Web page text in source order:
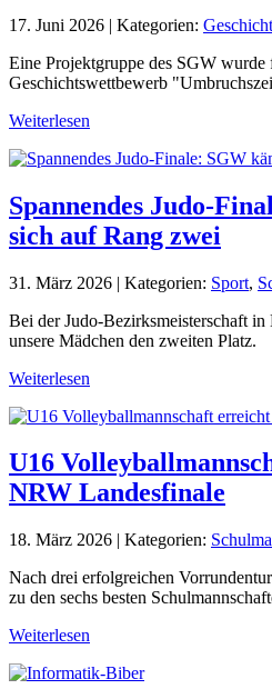
17. Juni 2026 | Kategorien:
Eine Projektgruppe des SGW
Geschichtswettbewerb
Weiterlesen
Spannendes Judo-
sich auf Rang zwei
31. März 2026 | Kategorien: Sport,
Bei der Judo-Bezirksmeisterschaft in
unsere Mädchen den zweiten Platz.
Weiterlesen
U16
NRW Landesfinale
18. März 2026 | Kategorien:
Nach drei erfolgreichen
zu den sechs besten
Weiterlesen